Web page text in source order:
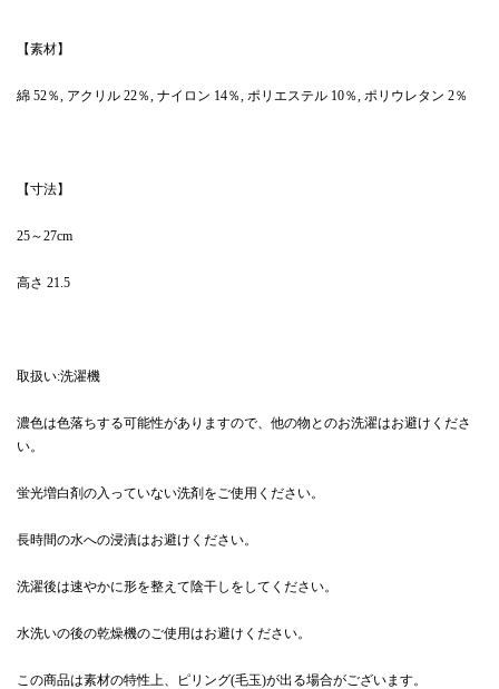
【素材】
綿 52％, アクリル 22％, ナイロン 14％, ポリエステル 10％, ポリウレタン 2％
【寸法】
25～27cm
高さ 21.5
取扱い:洗濯機
濃色は色落ちする可能性がありますので、他の物とのお洗濯はお避けくださ
い。
蛍光増白剤の入っていない洗剤をご使用ください。
長時間の水への浸漬はお避けください。
洗濯後は速やかに形を整えて陰干しをしてください。
水洗いの後の乾燥機のご使用はお避けください。
この商品は素材の特性上、ピリング(毛玉)が出る場合がございます。